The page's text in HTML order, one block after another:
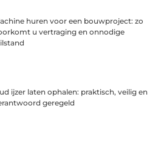
huren voor een bouwproject: zo
u vertraging en onnodige
ijzer laten ophalen: praktisch, veilig en
geregeld